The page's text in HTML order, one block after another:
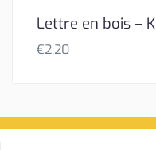
Lettre en bois – K
€2,20